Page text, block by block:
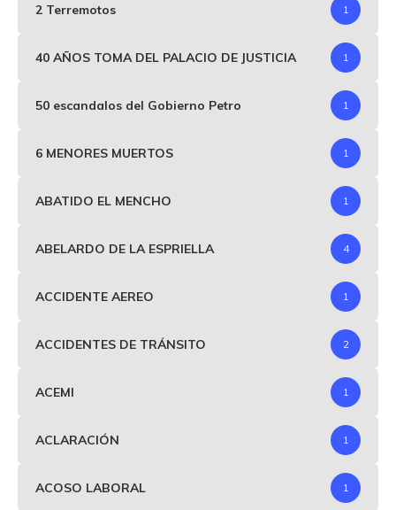
2 Terremotos 1
40 AÑOS TOMA DEL PALACIO DE JUSTICIA 1
50 escandalos del Gobierno Petro 1
6 MENORES MUERTOS 1
ABATIDO EL MENCHO 1
ABELARDO DE LA ESPRIELLA 4
ACCIDENTE AEREO 1
ACCIDENTES DE TRÁNSITO 2
ACEMI 1
ACLARACIÓN 1
ACOSO LABORAL 1